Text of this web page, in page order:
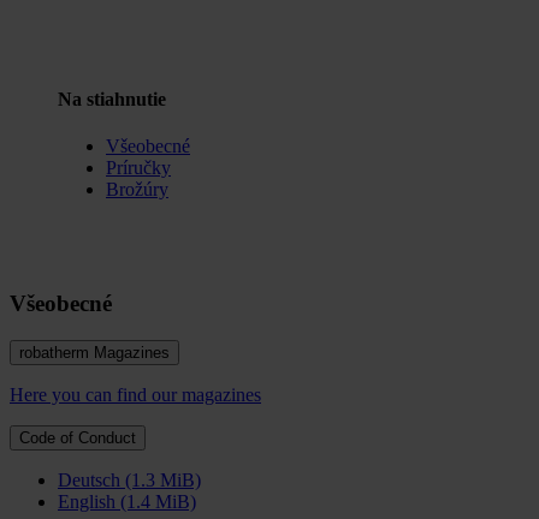
Na stiahnutie
Všeobecné
Príručky
Brožúry
Všeobecné
robatherm Magazines
Here you can find our magazines
Code of Conduct
Deutsch (1.3 MiB)
English (1.4 MiB)